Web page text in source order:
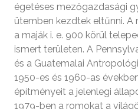
égetéses mezőgazdasági
ütemben kezdtek eltűnni. A
a maják i. e. 900 körül
ismert területen. A
és a Guatemalai
1950-es és 1960-as
építményeit a jelenlegi
1979-ben a romokat a